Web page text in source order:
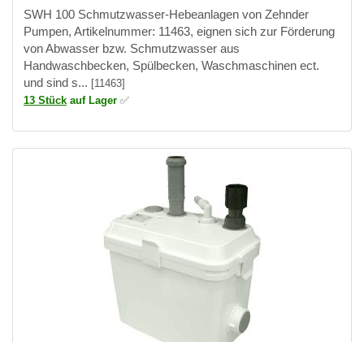
SWH 100 Schmutzwasser-Hebeanlagen von Zehnder
Pumpen, Artikelnummer: 11463, eignen sich zur Förderung
von Abwasser bzw. Schmutzwasser aus
Handwaschbecken, Spülbecken, Waschmaschinen ect.
und sind s... [11463]
13 Stück auf Lager ✅